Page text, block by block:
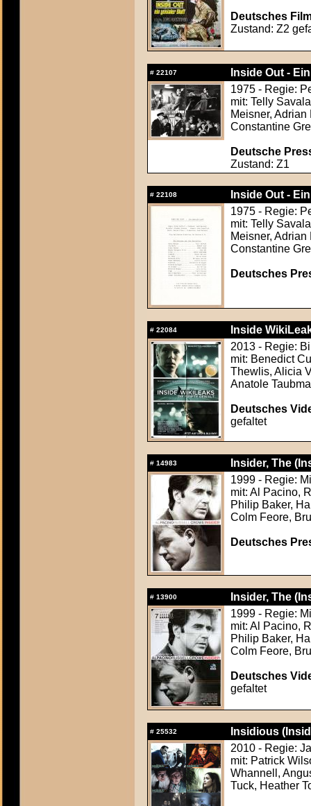
Deutsches
Zustand: Z2
# 22107
Inside Out -
1975 - Regie:
mit: Telly
Meisner,
Constantine
Deutsche
Zustand: Z1
# 22108
Inside Out -
1975 - Regie:
mit: Telly
Meisner,
Constantine
Deutsches
# 22084
Inside
2013 - Regie:
mit: Benedict
Thewlis, Alicia
Anatole
Deutsches
gefaltet
# 14983
Insider, The
1999 - Regie:
mit: Al Pacino,
Philip Baker,
Colm Feore,
Deutsches
# 13900
Insider, The
1999 - Regie:
mit: Al Pacino,
Philip Baker,
Colm Feore,
Deutsches
gefaltet
# 25532
Insidious
2010 - Regie:
mit: Patrick
Whannell,
Tuck, Heather